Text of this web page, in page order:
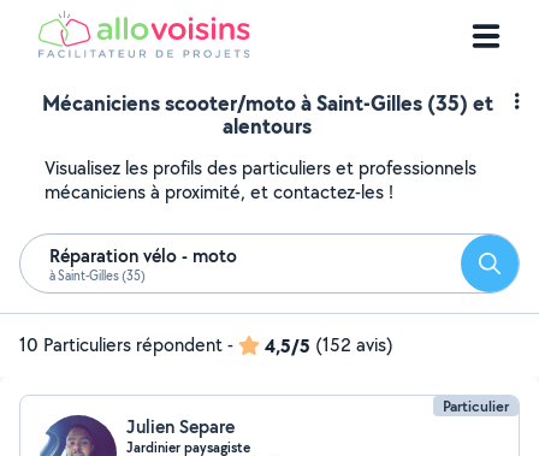
Mécaniciens scooter/moto à Saint-Gilles (35) et
alentours
Visualisez les profils des particuliers et professionnels
mécaniciens à proximité, et contactez-les !
Réparation vélo - moto
à Saint-Gilles (35)
10 Particuliers répondent- 4,5/5 (152 avis)
Particulier
Julien Separe
Jardinier paysagiste